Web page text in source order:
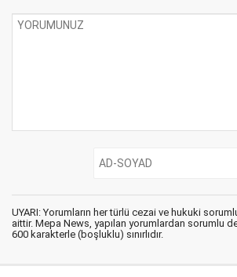
UYARI: Yorumların her türlü cezai ve hukuki
aittir. Mepa News, yapılan yorumlardan sorumlu
600 karakterle (boşluklu) sınırlıdır.